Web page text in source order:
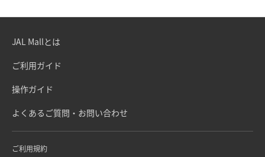
JAL Mallとは
ご利用ガイド
操作ガイド
よくあるご質問・お問い合わせ
ご利用規約